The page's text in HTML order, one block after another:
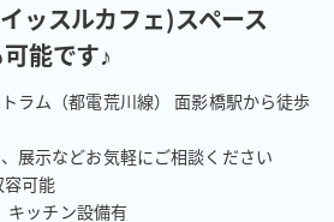
ッスルカフェ)スペース
能です♪
ラム（都電荒川線） 面影橋駅から徒歩
展示などお気軽にご相談ください
容可能
キッチン設備有